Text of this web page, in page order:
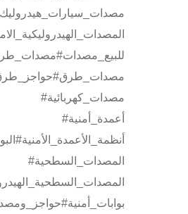
#مصدات_كهربائية
#أعمدة_أمنية
#المصدات_السطحية